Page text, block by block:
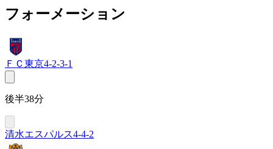
フォーメーション
ＦＣ東京4-2-3-1
後半38分
清水エスパルス4-4-2